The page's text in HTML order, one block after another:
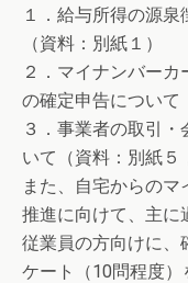
１．給与所得の源
（資料：別紙１）
２．マイナンバー
の確定申告について
３．事業者の取引
いて（資料：別紙５
また、自宅からの
推進に向けて、主に
従業員の方向けに、
ケート（10問程度